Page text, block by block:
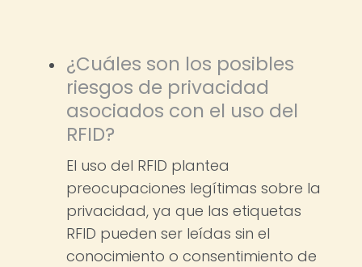
¿Cuáles son los posibles
riesgos de privacidad
asociados con el uso del
RFID?
El uso del RFID plantea
preocupaciones legítimas sobre la
privacidad, ya que las etiquetas
RFID pueden ser leídas sin el
conocimiento o consentimiento de